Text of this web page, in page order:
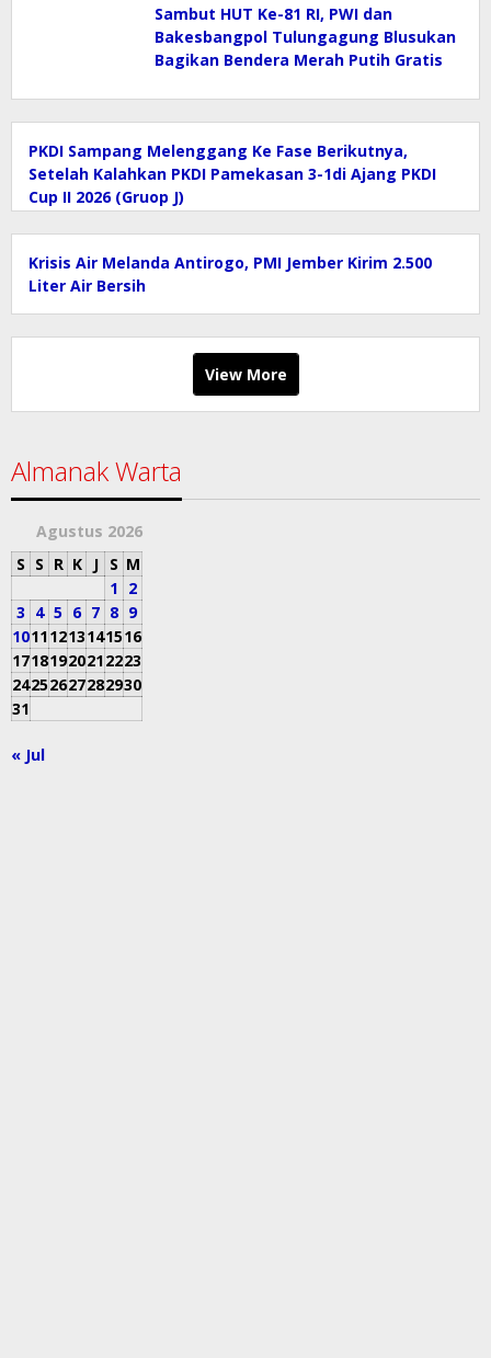
Sambut HUT Ke-81 RI, PWI dan
Bakesbangpol Tulungagung Blusukan
Bagikan Bendera Merah Putih Gratis
PKDI Sampang Melenggang Ke Fase Berikutnya,
Setelah Kalahkan PKDI Pamekasan 3-1di Ajang PKDI
Cup II 2026 (Gruop J)
Krisis Air Melanda Antirogo, PMI Jember Kirim 2.500
Liter Air Bersih
View More
Almanak Warta
Agustus 2026
S S R K J S M
1 2
3 4 5 6 7 8 9
10111213141516
17181920212223
24252627282930
31
« Jul